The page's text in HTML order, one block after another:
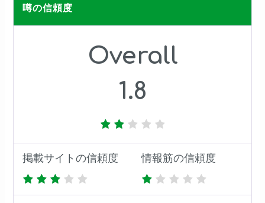
噂の信頼度
Overall
1.8
掲載サイトの信頼度 情報筋の信頼度